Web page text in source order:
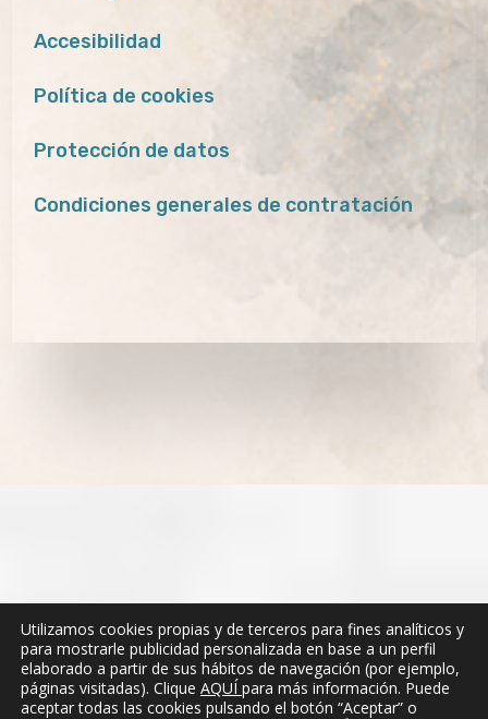
Accesibilidad
Política de cookies
Protección de datos
Condiciones generales de contratación
Utilizamos cookies propias y de terceros para fines analíticos y
para mostrarle publicidad personalizada en base a un perfil
elaborado a partir de sus hábitos de navegación (por ejemplo,
páginas visitadas). Clique AQUÍ para más información. Puede
aceptar todas las cookies pulsando el botón “Aceptar” o